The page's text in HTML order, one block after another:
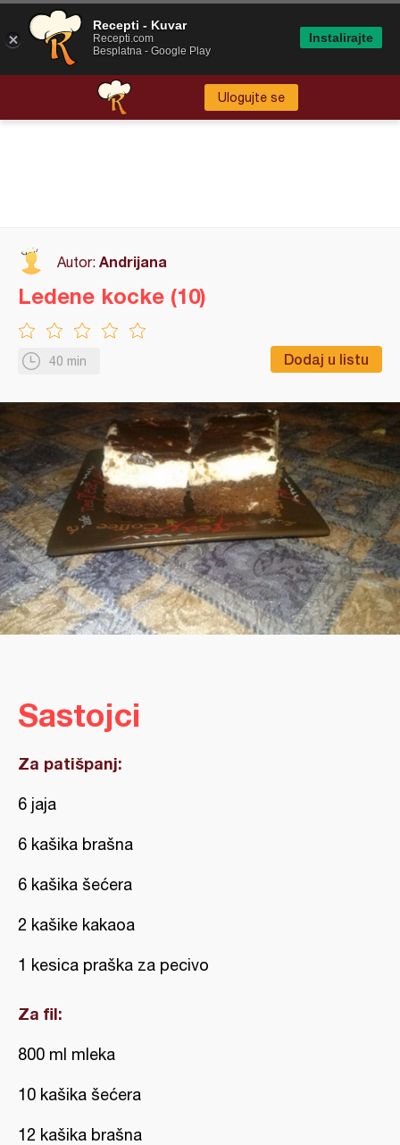
Ulogujte se
Autor: Andrijana
40 min Dodaj u listu
Ledene kocke (10)
Sastojci
Za patišpanj:
6 jaja
6 kašika brašna
6 kašika šećera
2 kašike kakaoa
1 kesica praška za pecivo
Za fil:
800 ml mleka
10 kašika šećera
12 kašika brašna
Recepti - Kuvar
Recepti.com
Besplatna - Google Play
Instalirajte